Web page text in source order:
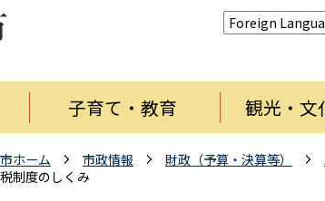
子育て・教育 観光・文
ホーム 市政情報 財政（予算・決算等）
制度のしくみ